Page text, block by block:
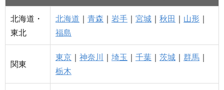
北海道・
東北
北海道 ｜ 青森 ｜ 岩手 ｜ 宮城 ｜ 秋田 ｜ 山形 ｜
福島
関東
東京 ｜ 神奈川 ｜ 埼玉 ｜ 千葉 ｜ 茨城 ｜ 群馬 ｜
栃木